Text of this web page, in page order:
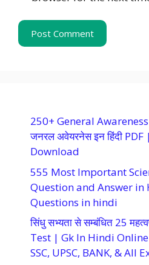
250+ General
जनरल अवेयरनेस इन हिंदी
Download
555 Most Important
Question and Answer in
Questions in hindi
सिंधु सभ्यता से सम्बंधित 25
Test | Gk In Hindi Online
SSC, UPSC, BANK, & All